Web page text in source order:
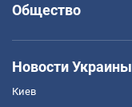
Общество
Новости Украины
Киев